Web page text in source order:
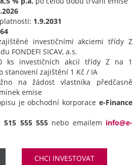
1.9.2031
investičními akciemi třídy Z
FONDEFI SICAV, a.s.
ks investičních akcií třídy Z na 1
stanovení zajištění 1 Kč / IA
na žádost vlastníka předčasně
emise
je obchodní korporace e-Finance
515 555 555nebo emailem info@e-
CHCI INVESTOVAT